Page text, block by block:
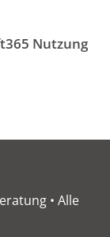
Nutzung
• Alle